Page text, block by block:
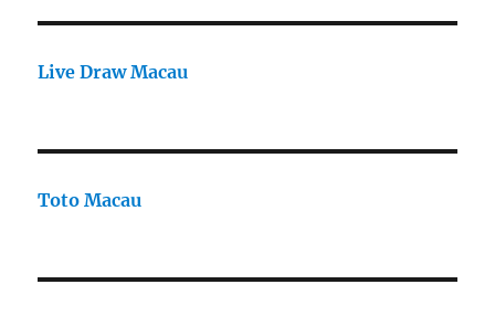
Live Draw Macau
Toto Macau